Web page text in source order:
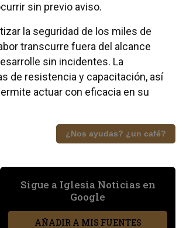
sin previo aviso.
la seguridad de los miles de
transcurre fuera del alcance
sin incidentes. La
de resistencia y capacitación, así
actuar con eficacia en su
¿Nos ayudas? ¿un café?
Sigue a Iglesia Noticias en
Google
AÑADIR A MIS FUENTES